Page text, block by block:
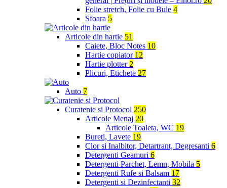
Folie stretch, Folie cu Bule 4
Sfoara 5
Articole din hartie 51
Caiete, Bloc Notes 10
Hartie copiator 12
Hartie plotter 2
Plicuri, Etichete 27
Auto 7
Curatenie si Protocol 250
Articole Menaj 20
Articole Toaleta, WC 19
Bureti, Lavete 19
Clor si Inalbitor, Detartrant, Degresanti 6
Detergenti Geamuri 6
Detergenti Parchet, Lemn, Mobila 5
Detergenti Rufe si Balsam 17
Detergenti si Dezinfectanti 32